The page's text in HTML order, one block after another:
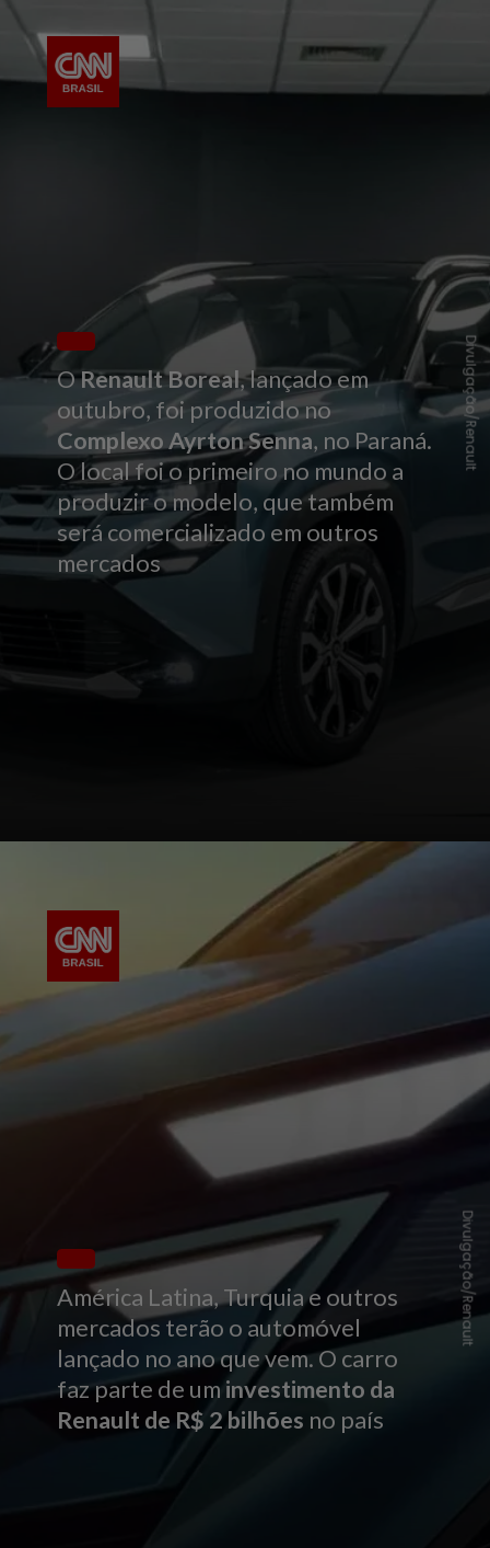
ORenault Boreal, lançado em
outubro, foi produzido no
Complexo Ayrton Senna, no Paraná.
O local foi o primeiro no mundo a
produzir o modelo, que também
será comercializado em outros
mercados
Divulgação/Renault
América Latina, Turquia e outros
mercados terão o automóvel
lançado no ano que vem. O carro
faz parte de um investimento da
Renault de R$ 2 bilhões no país
Divulgação/Renault